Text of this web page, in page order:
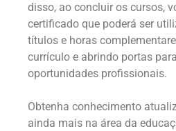
disso, ao concluir os cursos,
certificado que poderá ser
títulos e horas
currículo e abrindo portas
oportunidades profissionais.
Obtenha conhecimento
ainda mais na área da